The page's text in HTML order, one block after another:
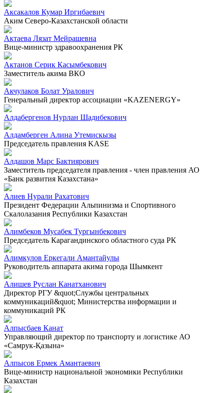
Аксакалов Кумар Иргибаевич
Аким Северо-Казахстанской области
Актаева Лязат Мейрашевна
Вице-министр здравоохранения РК
Актанов Серик Касымбекович
Заместитель акима ВКО
Акчулаков Болат Уралович
Генеральный директор ассоциации «KAZENERGY»
Алдабергенов Нурлан Шадибекович
Алдамберген Алина Утемискызы
Председатель правления KASE
Алдашов Марс Бактиярович
Заместитель председателя правления - член правления АО
«Банк развития Казахстана»
Алиев Нурали Рахатович
Президент Федерации Альпинизма и Спортивного
Скалолазания Республики Казахстан
Алимбеков Мусабек Тургынбекович
Председатель Карагандинского областного суда РК
Алимкулов Еркегали Амантайулы
Руководитель аппарата акима города Шымкент
Алишев Руслан Канатханович
Директор РГУ &quot;Службы центральных
коммуникаций&quot; Министерства информации и
коммуникаций РК
Алпысбаев Канат
Управляющий директор по транспорту и логистике АО
«Самрук-Қазына»
Алпысов Ермек Амантаевич
Вице-министр национальной экономики Республики
Казахстан